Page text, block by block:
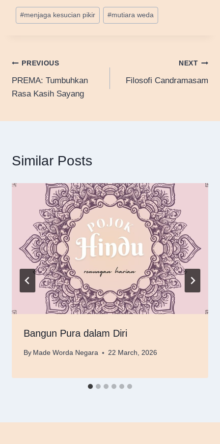
Post
Tags:
#menjaga kesucian pikir #mutiara weda
Post
navigation
PREVIOUS
PREMA: Tumbuhkan
Rasa Kasih Sayang
NEXT
Filosofi Candramasam
Similar Posts
Bangun Pura dalam Diri
By Made Worda Negara 22 March, 2026